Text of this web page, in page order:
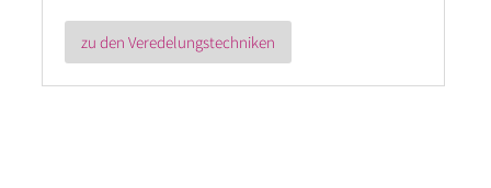
zu den Veredelungstechniken